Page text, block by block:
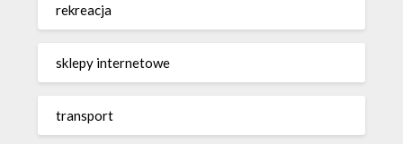
rekreacja
sklepy internetowe
transport